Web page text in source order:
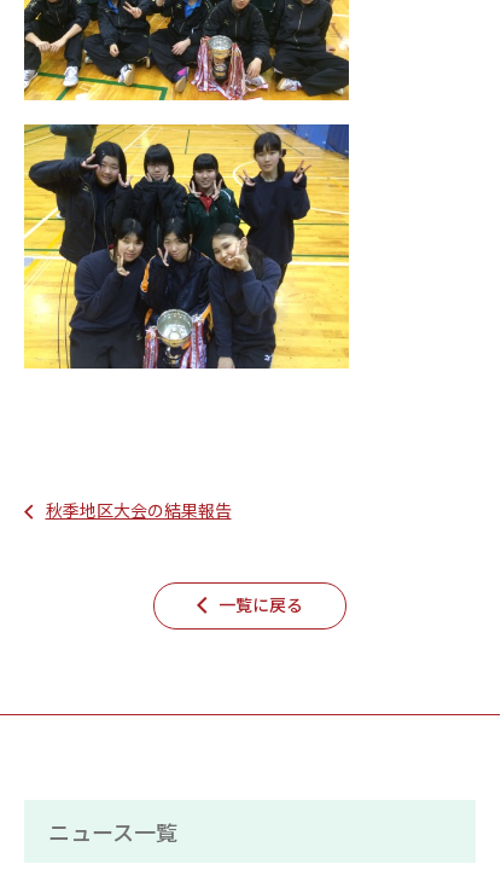
秋季地区大会の結果報告
一覧に戻る
ニュース一覧